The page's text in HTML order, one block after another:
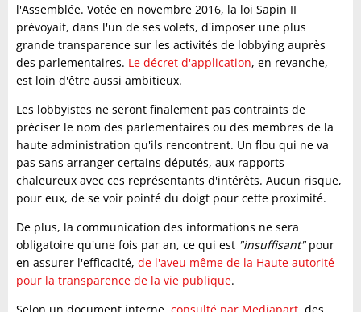
l'Assemblée. Votée en novembre 2016, la loi Sapin II
prévoyait, dans l'un de ses volets, d'imposer une plus
grande transparence sur les activités de lobbying auprès
des parlementaires. Le décret d'application, en revanche,
est loin d'être aussi ambitieux.
Les lobbyistes ne seront finalement pas contraints de
préciser le nom des parlementaires ou des membres de la
haute administration qu'ils rencontrent. Un flou qui ne va
pas sans arranger certains députés, aux rapports
chaleureux avec ces représentants d'intérêts. Aucun risque,
pour eux, de se voir pointé du doigt pour cette proximité.
De plus, la communication des informations ne sera
obligatoire qu'une fois par an, ce qui est "insuffisant"pour
en assurer l'efficacité, de l'aveu même de la Haute autorité
pour la transparence de la vie publique.